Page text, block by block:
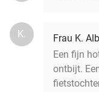
K.
Frau K.
Een fijn
ontbijt.